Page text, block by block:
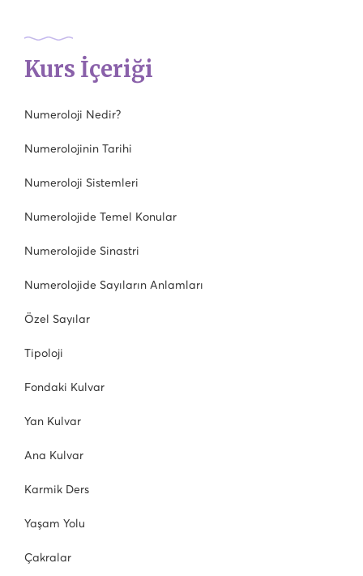
Kurs İçeriği
Numeroloji Nedir?
Numerolojinin Tarihi
Numeroloji Sistemleri
Numerolojide Temel Konular
Numerolojide Sinastri
Numerolojide Sayıların Anlamları
Özel Sayılar
Tipoloji
Fondaki Kulvar
Yan Kulvar
Ana Kulvar
Karmik Ders
Yaşam Yolu
Çakralar